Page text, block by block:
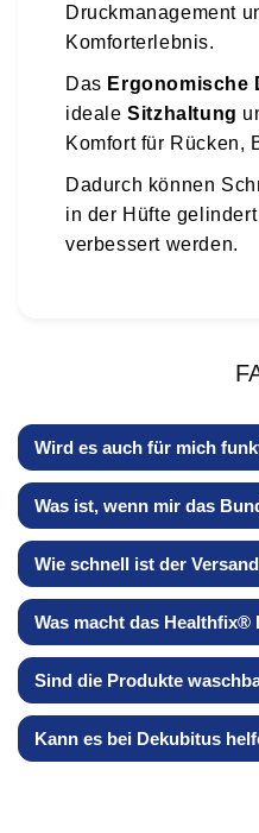
Druckmanagement
Komforterlebnis.
Das Ergonomische
idealeSitzhaltung
Komfort für Rücken,
Dadurch können
in der Hüfte
verbessert werden.
Wird es auch für mich
Was ist, wenn mir das
Wie schnell ist der
Was macht das
Sind die Produkte
Kann es bei Dekubitus